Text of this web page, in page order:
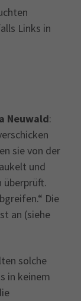
Links in
Neuwald:
sie von der
und
überprüft.
Die
an (siehe
solche
in keinem